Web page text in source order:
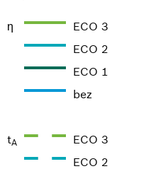
ƞ
ECO 3
ECO 2
ECO 1
bez
tA
ECO 3
ECO 2